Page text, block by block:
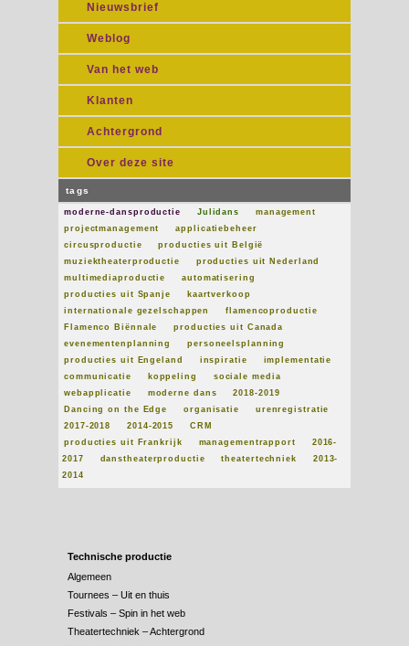
Nieuwsbrief
Weblog
Van het web
Klanten
Achtergrond
Over deze site
tags
moderne-dansproductie Julidans
management
projectmanagement
applicatiebeheer
circusproductie
producties uit België
muziektheaterproductie
producties uit Nederland
multimediaproductie
automatisering
producties uit Spanje
kaartverkoop
internationale gezelschappen
flamencoproductie
Flamenco Biënnale
producties uit Canada
evenementenplanning
personeelsplanning
producties uit Engeland
inspiratie
implementatie
communicatie
koppeling
sociale media
webapplicatie
moderne dans
2018-2019
Dancing on the Edge
organisatie
urenregistratie
2017-2018
2014-2015
CRM
producties uit Frankrijk
managementrapport
2016-
2017
danstheaterproductie theatertechniek
2013-
2014
Technische productie
Algemeen
Tournees – Uit en thuis
Festivals – Spin in het web
Theatertechniek – Achtergrond